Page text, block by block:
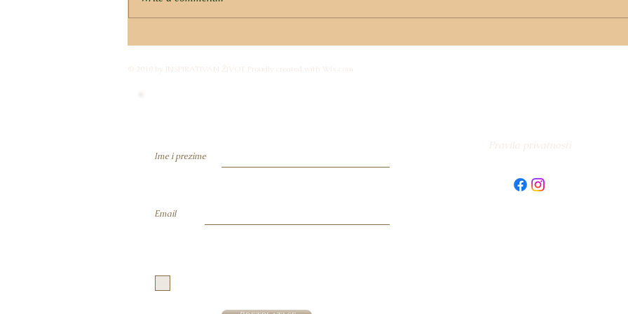
LJETNE PROMJENE U
© 2018 by INSPIRATIVAN ŽIVOT Proudly created with Wix.com
Ime i prezime
Email
Pravila privatnosti